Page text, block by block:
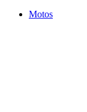
Motos